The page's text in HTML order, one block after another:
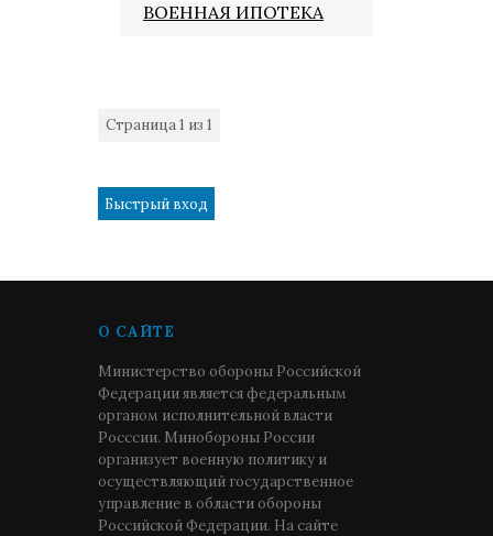
ВОЕННАЯ ИПОТЕКА
Страница1 из 1
О САЙТЕ
Министерство обороны Российской
Федерации является федеральным
органом исполнительной власти
Росссии. Минобороны России
организует военную политику и
осуществляющий государственное
управление в области обороны
Российской Федерации. На сайте